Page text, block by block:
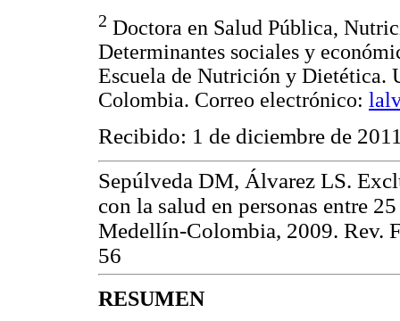
2 Doctora en Salud Pública,
Determinantes sociales y
Escuela de Nutrición y Dietética.
Colombia. Correo electrónico:
Recibido: 1 de diciembre de
Sepúlveda DM, Álvarez LS.
con la salud en personas entre
Medellín-Colombia, 2009. Rev.
56
RESUMEN